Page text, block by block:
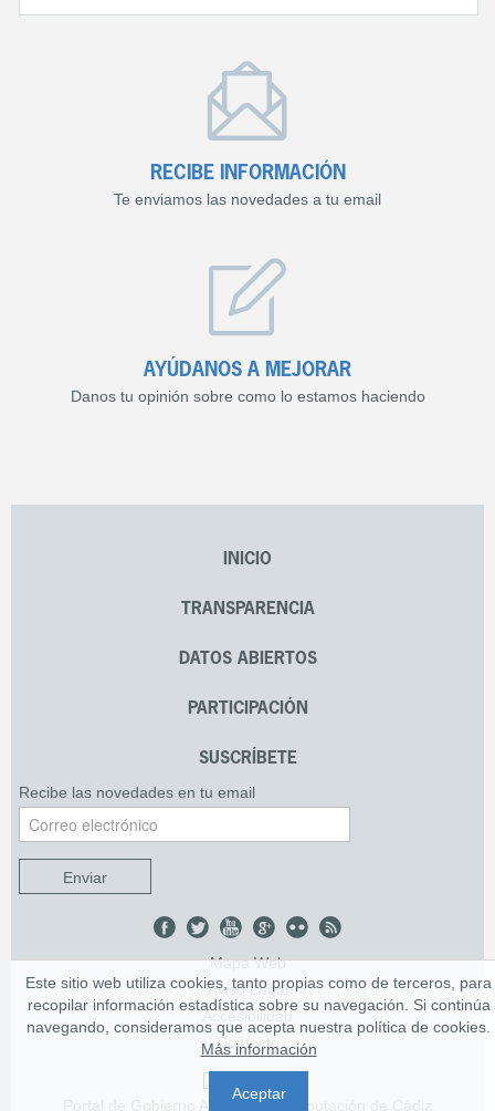
RECIBE INFORMACIÓN
Te enviamos las novedades a tu email
AYÚDANOS A MEJORAR
Danos tu opinión sobre como lo estamos haciendo
INICIO
TRANSPARENCIA
DATOS ABIERTOS
PARTICIPACIÓN
SUSCRÍBETE
Recibe las novedades en tu email
Enviar
Mapa Web
Aviso Legal
Accesibilidad
Contacto
Portal de Gobierno Abierto de la Diputación de Cádiz
Aceptar
Este sitio web utiliza cookies, tanto propias como de terceros, para
recopilar información estadística sobre su navegación. Si continúa
navegando, consideramos que acepta nuestra política de cookies.
Más información